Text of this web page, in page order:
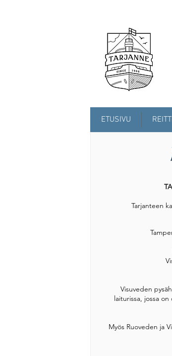
ETUSIVU
Tarjanteen
Visuveden
laiturissa, jossa
Myös Ruoveden ja